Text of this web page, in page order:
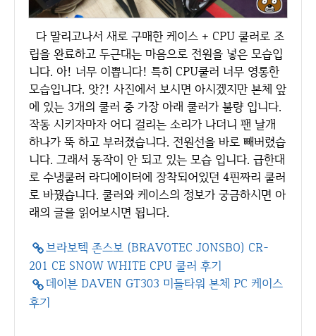
다 말리고나서 새로 구매한 케이스 + CPU 쿨러로 조
립을 완료하고 두근대는 마음으로 전원을 넣은 모습입
니다. 아! 너무 이쁩니다! 특히 CPU쿨러 너무 영롱한
모습입니다. 앗?! 사진에서 보시면 아시겠지만 본체 앞
에 있는 3개의 쿨러 중 가장 아래 쿨러가 불량 입니다.
작동 시키자마자 어디 걸리는 소리가 나더니 팬 날개
하나가 뚝 하고 부러졌습니다. 전원선을 바로 빼버렸습
니다. 그래서 동작이 안 되고 있는 모습 입니다. 급한대
로 수냉쿨러 라디에이터에 장착되어있던 4핀짜리 쿨러
로 바꿨습니다. 쿨러와 케이스의 정보가 궁금하시면 아
래의 글을 읽어보시면 됩니다.
브라보텍 존스보 (BRAVOTEC JONSBO) CR-
201 CE SNOW WHITE CPU 쿨러 후기
데이븐 DAVEN GT303 미들타워 본체 PC 케이스
후기